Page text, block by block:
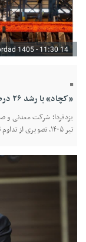
14 Mordad 1405 - 11:30
«کچاد» با رشد ۲۶ درصدی درآمد، جایگاه خود را تثبیت کرد
تیر ۱۴۰۵، تصویری از تداوم ثبات عملیاتی و رشد درآمدی ...